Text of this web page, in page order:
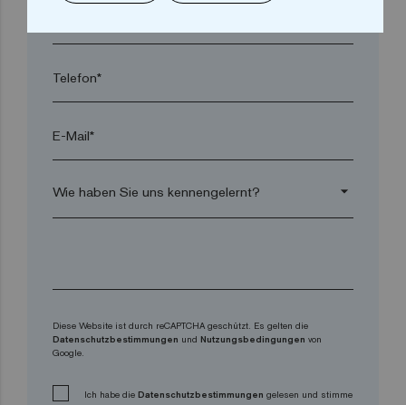
Telefon*
E-Mail*
arrow_drop_down
Diese Website ist durch reCAPTCHA geschützt. Es gelten die
Datenschutzbestimmungen und Nutzungsbedingungen von
Google.
Ich habe die Datenschutzbestimmungen gelesen und stimme